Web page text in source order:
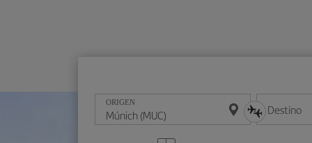
ORIGEN Destino